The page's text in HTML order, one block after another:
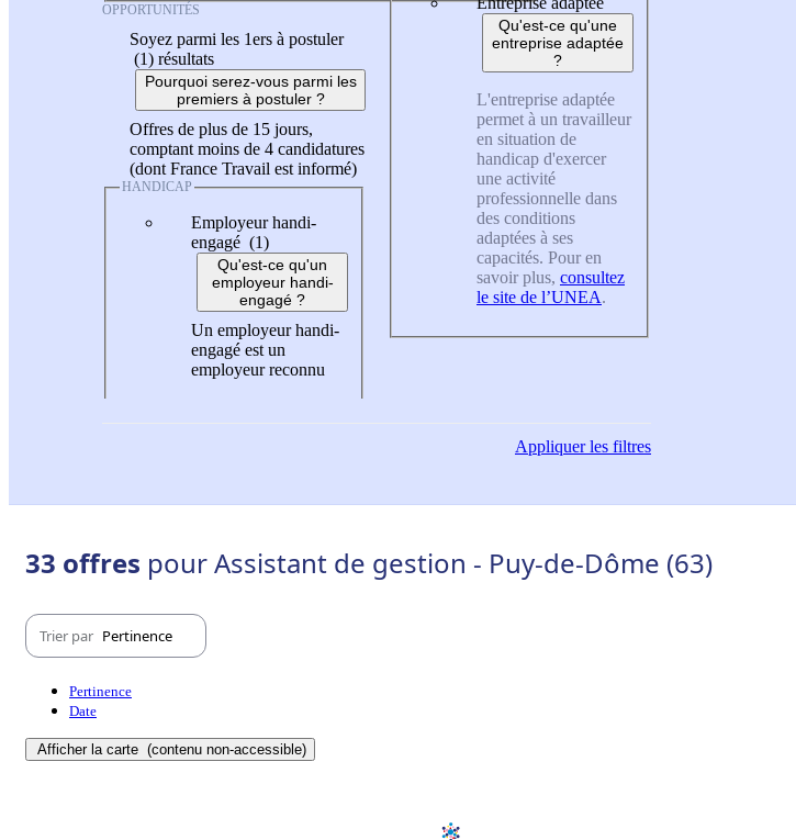
OPPORTUNITÉS
Soyez parmi les 1ers à postuler
(1) résultats
Pourquoi serez-vous parmi les
premiers à postuler ?
Offres de plus de 15 jours,
comptant moins de 4 candidatures
(dont France Travail est informé)
HANDICAP
Employeur handi-
engagé (1)
Qu'est-ce qu'un
employeur handi-
engagé ?
Un employeur handi-
engagé est un
employeur reconnu
Qu'est-ce qu'une
entreprise adaptée
?
L'entreprise adaptée
permet à un travailleur
en situation de
handicap d'exercer
une activité
professionnelle dans
des conditions
adaptées à ses
capacités. Pour en
savoir plus, consultez
le site de l’UNEA.
Appliquerles filtres
33 offres pour Assistant de gestion - Puy-de-Dôme (63)
Trier par Pertinence
Pertinence
Date
Afficher la carte (contenu non-accessible)